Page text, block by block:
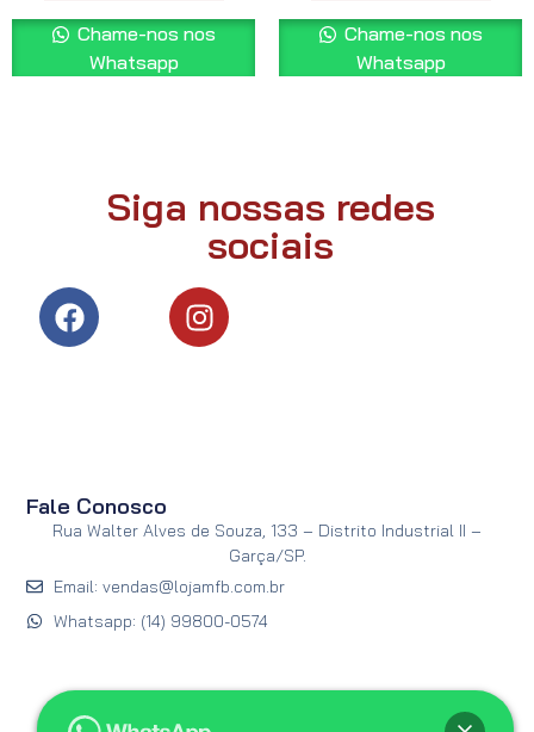
Chame-nos nos
Whatsapp
Chame-nos nos
Whatsapp
Siga nossas redes
sociais
Fale Conosco
Rua Walter Alves de Souza, 133 – Distrito Industrial II –
Garça/SP.
Email: vendas@lojamfb.com.br
Whatsapp: (14) 99800-0574